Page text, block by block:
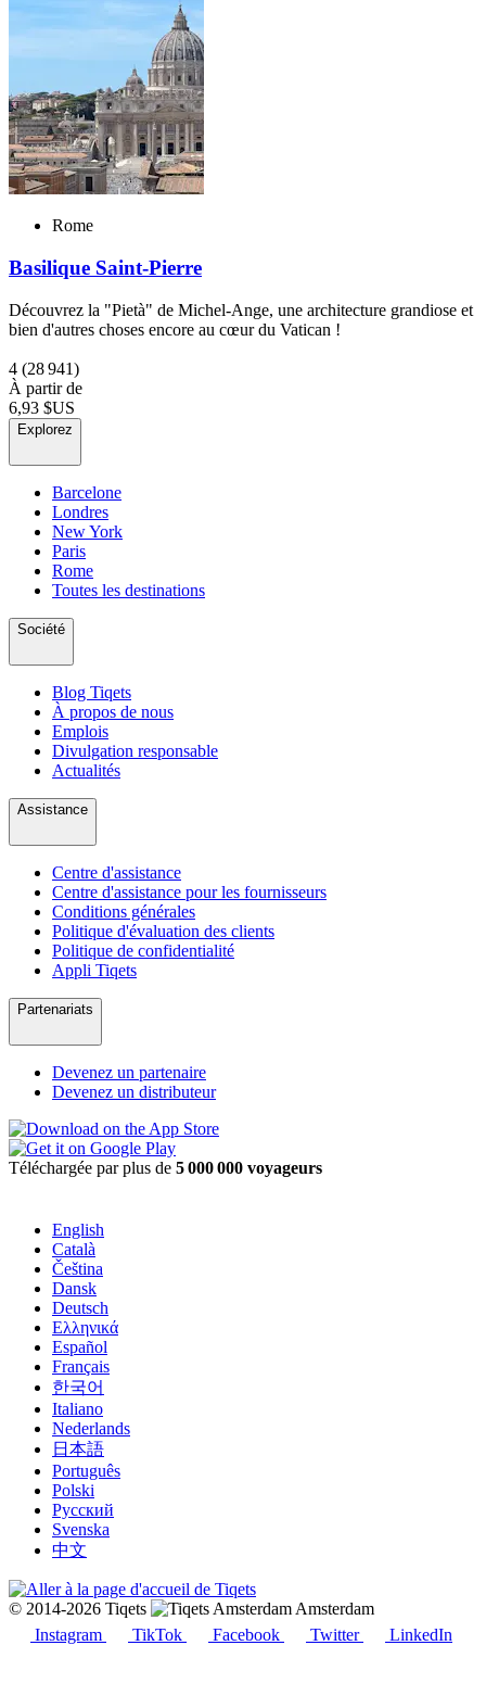
Rome
Basilique Saint-Pierre
Découvrez la "Pietà" de Michel-Ange, une architecture grandiose et
bien d'autres choses encore au cœur du Vatican !
4 (28 941)
À partir de
6,93 $US
Explorez
Barcelone
Londres
New York
Paris
Rome
Toutes les destinations
Société
Blog Tiqets
À propos de nous
Emplois
Divulgation responsable
Actualités
Assistance
Centre d'assistance
Centre d'assistance pour les fournisseurs
Conditions générales
Politique d'évaluation des clients
Politique de confidentialité
Appli Tiqets
Partenariats
Devenez un partenaire
Devenez un distributeur
Téléchargée par plus de 5 000 000 voyageurs
English
Català
Čeština
Dansk
Deutsch
Ελληνικά
Español
Français
한국어
Italiano
Nederlands
日本語
Português
Polski
Русский
Svenska
中文
© 2014-2026 Tiqets
Amsterdam
Instagram
TikTok Facebook Twitter LinkedIn